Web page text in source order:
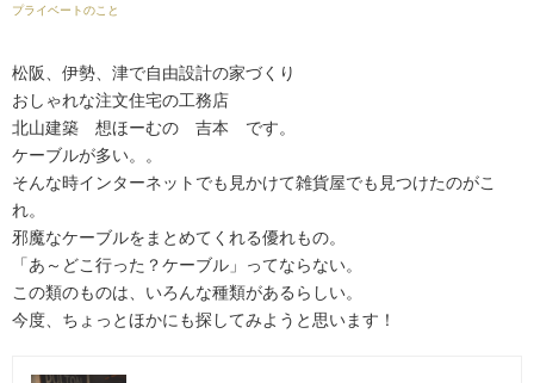
プライベートのこと
松阪、伊勢、津で自由設計の家づくり
おしゃれな注文住宅の工務店
北山建築 想ほーむの 吉本 です。
ケーブルが多い。。
そんな時インターネットでも見かけて雑貨屋でも見つけたのがこ
れ。
邪魔なケーブルをまとめてくれる優れもの。
「あ～どこ行った？ケーブル」ってならない。
この類のものは、いろんな種類があるらしい。
今度、ちょっとほかにも探してみようと思います！